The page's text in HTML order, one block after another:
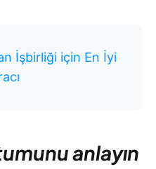
İşbirliği için En İyi
anlayın